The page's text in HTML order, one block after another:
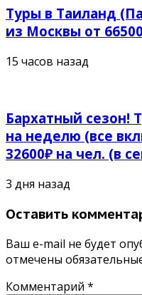
Туры в Таиланд
из Москвы от
15 часов назад
Бархатный сезон!
на неделю (все
32600₽ на чел. (в
3 дня назад
Оставить
Ваш e-mail не будет
отмечены
Комментарий *